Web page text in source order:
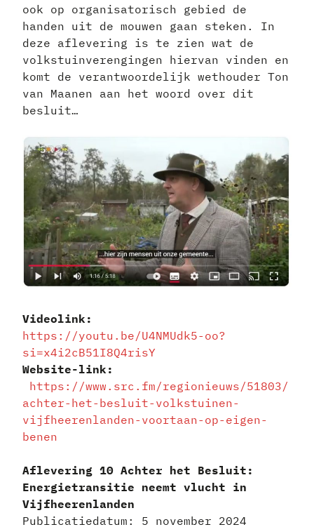
ook op organisatorisch gebied de
handen uit de mouwen gaan steken. In
deze aflevering is te zien wat de
volkstuinverengingen hiervan vinden en
komt de verantwoordelijk wethouder Ton
van Maanen aan het woord over dit
besluit…
Videolink:
https://youtu.be/U4NMUdk5-oo?
si=x4i2cB51I8Q4risY
Website-link:
https://www.src.fm/regionieuws/51803/
achter-het-besluit-volkstuinen-
vijfheerenlanden-voortaan-op-eigen-
benen
Aflevering 10 Achter het Besluit:
Energietransitie neemt vlucht in
Vijfheerenlanden
Publicatiedatum: 5 november 2024